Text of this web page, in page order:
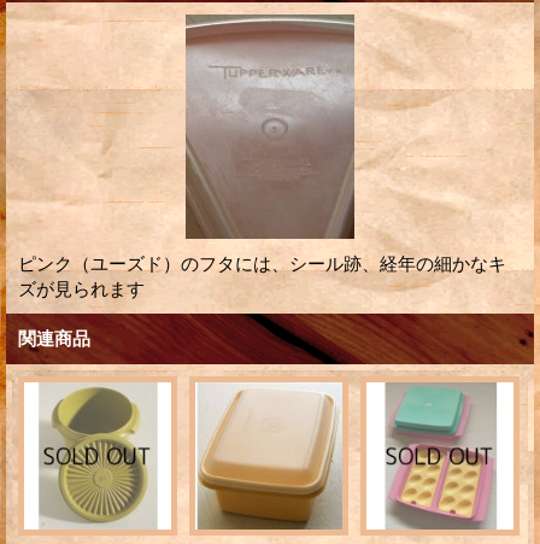
ピンク（ユーズド）のフタには、シール跡、経年の細かなキ
ズが見られます
関連商品